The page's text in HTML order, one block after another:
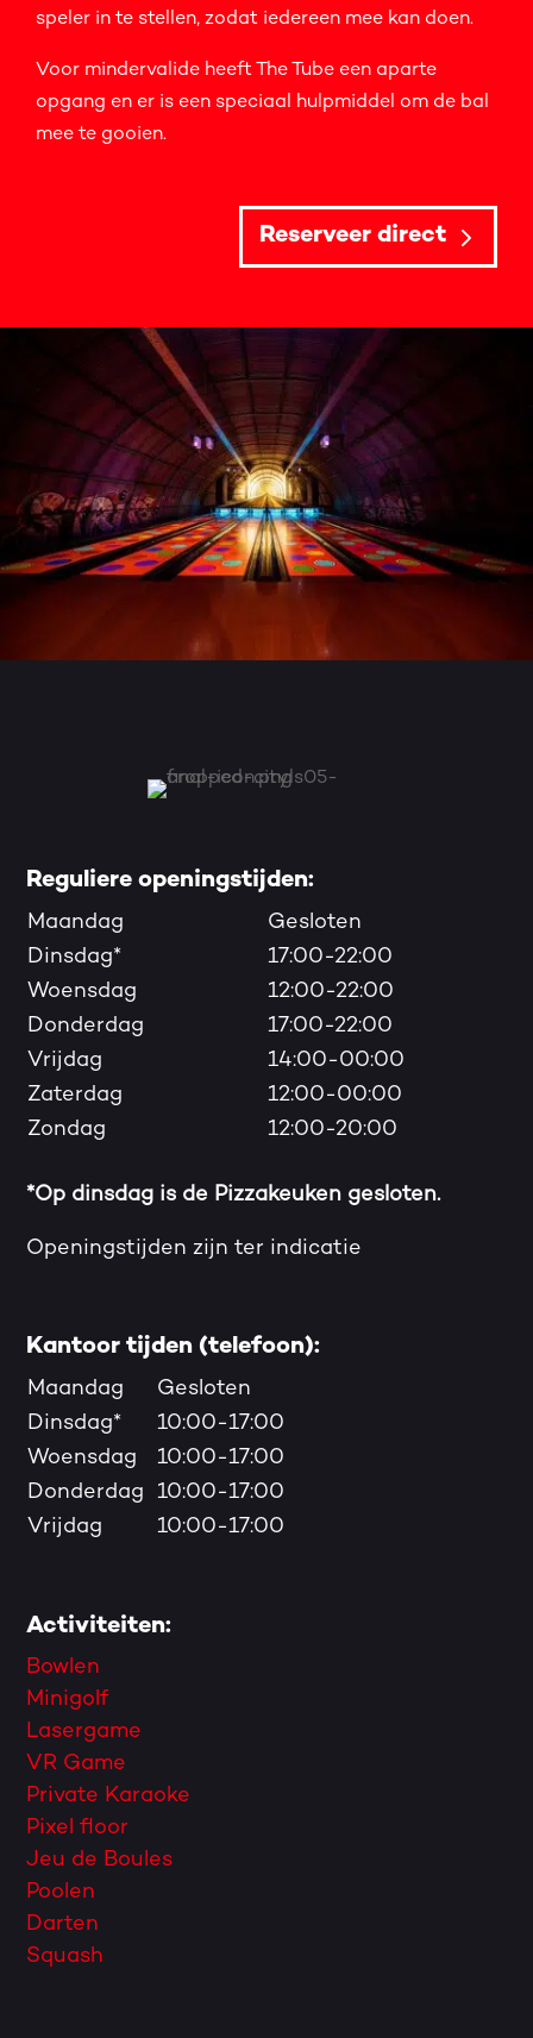
speler in te stellen, zodat iedereen mee kan doen.
Voor mindervalide heeft The Tube een aparte
opgang en er is een speciaal hulpmiddel om de bal
mee te gooien.
Reserveer direct
Reguliere openingstijden:
Maandag
Gesloten
Dinsdag*
17:00-22:00
Woensdag
12:00-22:00
Donderdag
17:00-22:00
Vrijdag
14:00-00:00
Zaterdag
12:00-00:00
Zondag
12:00-20:00
*Op dinsdag is de Pizzakeuken gesloten.
Openingstijden zijn ter indicatie
Kantoor tijden (telefoon):
Maandag
Gesloten
Dinsdag*
10:00-17:00
Woensdag
10:00-17:00
Donderdag
10:00-17:00
Vrijdag
10:00-17:00
Activiteiten:
Bowlen
Minigolf
Lasergame
VR Game
Private Karaoke
Pixel floor
Jeu de Boules
Poolen
Darten
Squash